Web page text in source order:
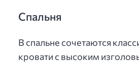
Спальня
В спальне сочетаются
кровати с высоким